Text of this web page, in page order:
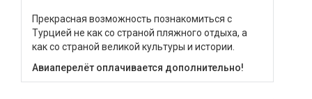
Прекрасная возможность познакомиться с
Турцией не как со страной пляжного отдыха, а
как со страной великой культуры и истории.
Авиаперелёт оплачивается дополнительно!